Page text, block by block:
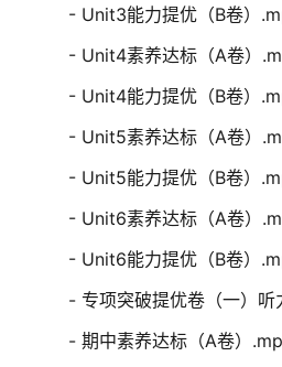
- Unit3能力提优（B卷）
- Unit4素养达标（A卷）
- Unit4能力提优（B卷）
- Unit5素养达标（A卷）
- Unit5能力提优（B卷）
- Unit6素养达标（A卷）
- Unit6能力提优（B卷）
- 专项突破提优卷（一）听
- 期中素养达标（A卷）